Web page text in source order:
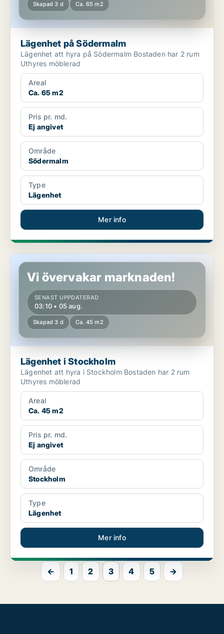
Skapad 3 d Ca. 65 m2
Lägenhet på Södermalm
Lägenhet att hyra på Södermalm Bostaden har 2 rum
Uthyres möblerad
Areal
Ca. 65 m2
Pris pr. md.
Ej angivet
Område
Södermalm
Type
Lägenhet
Mer info
Lägenhet i Stockholm
Vi övervakar marknaden!
SENAST UPPDATERAD
03:10 • 05 aug.
Skapad 3 d Ca. 45 m2
Lägenhet i Stockholm
Lägenhet att hyra i Stockholm Bostaden har 2 rum
Uthyres möblerad
Areal
Ca. 45 m2
Pris pr. md.
Ej angivet
Område
Stockholm
Type
Lägenhet
Mer info
← 1 2 3 4 5 →